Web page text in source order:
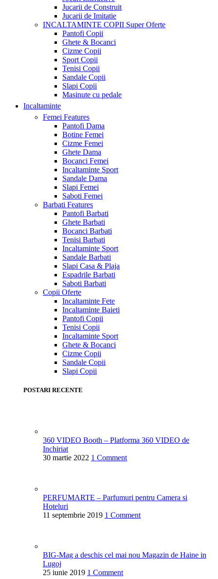
Jucarii de Construit
Jucarii de Imitatie
INCALTAMINTE COPII Super Oferte
Pantofi Copii
Ghete & Bocanci
Cizme Copii
Sport Copii
Tenisi Copii
Sandale Copii
Slapi Copii
Masinute cu pedale
Incaltaminte
Femei Features
Pantofi Dama
Botine Femei
Cizme Femei
Ghete Dama
Bocanci Femei
Incaltaminte Sport
Sandale Dama
Slapi Femei
Saboti Femei
Barbati Features
Pantofi Barbati
Ghete Barbati
Bocanci Barbati
Tenisi Barbati
Incaltaminte Sport
Sandale Barbati
Slapi Casa & Plaja
Espadrile Barbati
Saboti Barbati
Copii Oferte
Incaltaminte Fete
Incaltaminte Baieti
Pantofi Copii
Tenisi Copii
Incaltaminte Sport
Ghete & Bocanci
Cizme Copii
Sandale Copii
Slapi Copii
POSTARI RECENTE
360 VIDEO Booth – Platforma 360 VIDEO de
Inchiriat
30 martie 2022 1 Comment
PERFUMARTE – Parfumuri pentru Camera si
Hoteluri
11 septembrie 2019 1 Comment
BIG-Mag a deschis cel mai nou Magazin de Haine in
Lugoj
25 iunie 2019 1 Comment